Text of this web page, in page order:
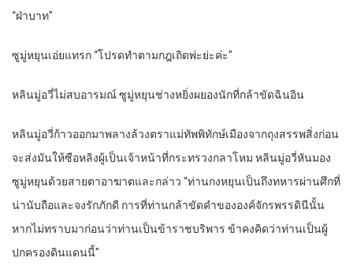
“ฝ่าบาท”
ซูมู่หยุนเอ่ยแทรก “โปรดทำตามกฎเถิดพ่ะย่ะค่ะ”
หลินมู่อวี่ไม่สบอารมณ์ ซูมู่หยุนช่างหยิ่งผยองนักที่กล้าขัดฉินอิน
หลินมู่อวี่ก้าวออกมาพลางล้วงตราแม่ทัพพิทักษ์เมืองจากถุงสรรพสิ่งก่อน
จะส่งมันให้ซือหลิงผู้เป็นเจ้าหน้าที่กระทรวงกลาโหม หลินมู่อวี่หันมอง
ซูมู่หยุนด้วยสายตาอาฆาตและกล่าว “ท่านกงหยุนเป็นถึงทหารผ่านศึกที่
น่านับถือและจงรักภักดี การที่ท่านกล้าขัดคำขององค์จักรพรรดินีนั้น
หากไม่ทราบมาก่อนว่าท่านเป็นข้าราชบริพาร ข้าคงคิดว่าท่านเป็นผู้
ปกครองดินแดนนี้”